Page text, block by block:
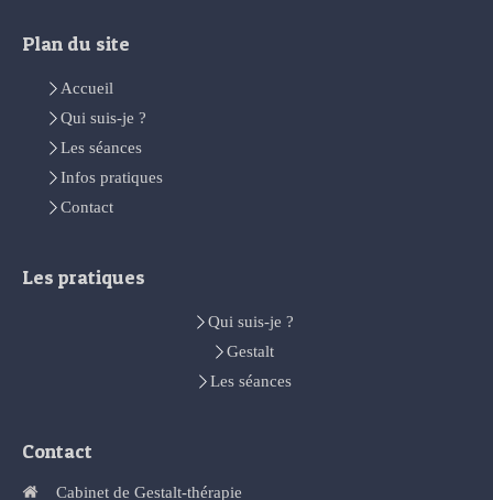
Plan du site
Accueil
Qui suis-je ?
Les séances
Infos pratiques
Contact
Les pratiques
Qui suis-je ?
Gestalt
Les séances
Contact
Cabinet de Gestalt-thérapie